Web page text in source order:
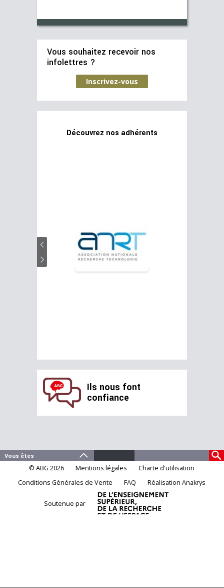
Vous souhaitez recevoir nos
infolettres ?
Inscrivez-vous
Découvrez nos adhérents
Ils nous font
confiance
© ABG 2026 Mentions légales
Charte d'utilisation
Conditions Générales de Vente
FAQ Réalisation Anakrys
Soutenue par